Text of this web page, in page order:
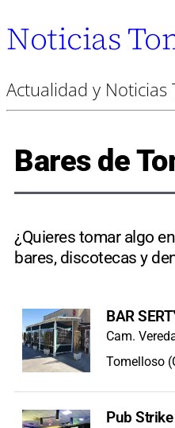
Noticias
Actualidad y Noticias
Bares de
¿Quieres tomar algo
bares, discotecas y
BAR
Cam.
Tomelloso
Pub Strike